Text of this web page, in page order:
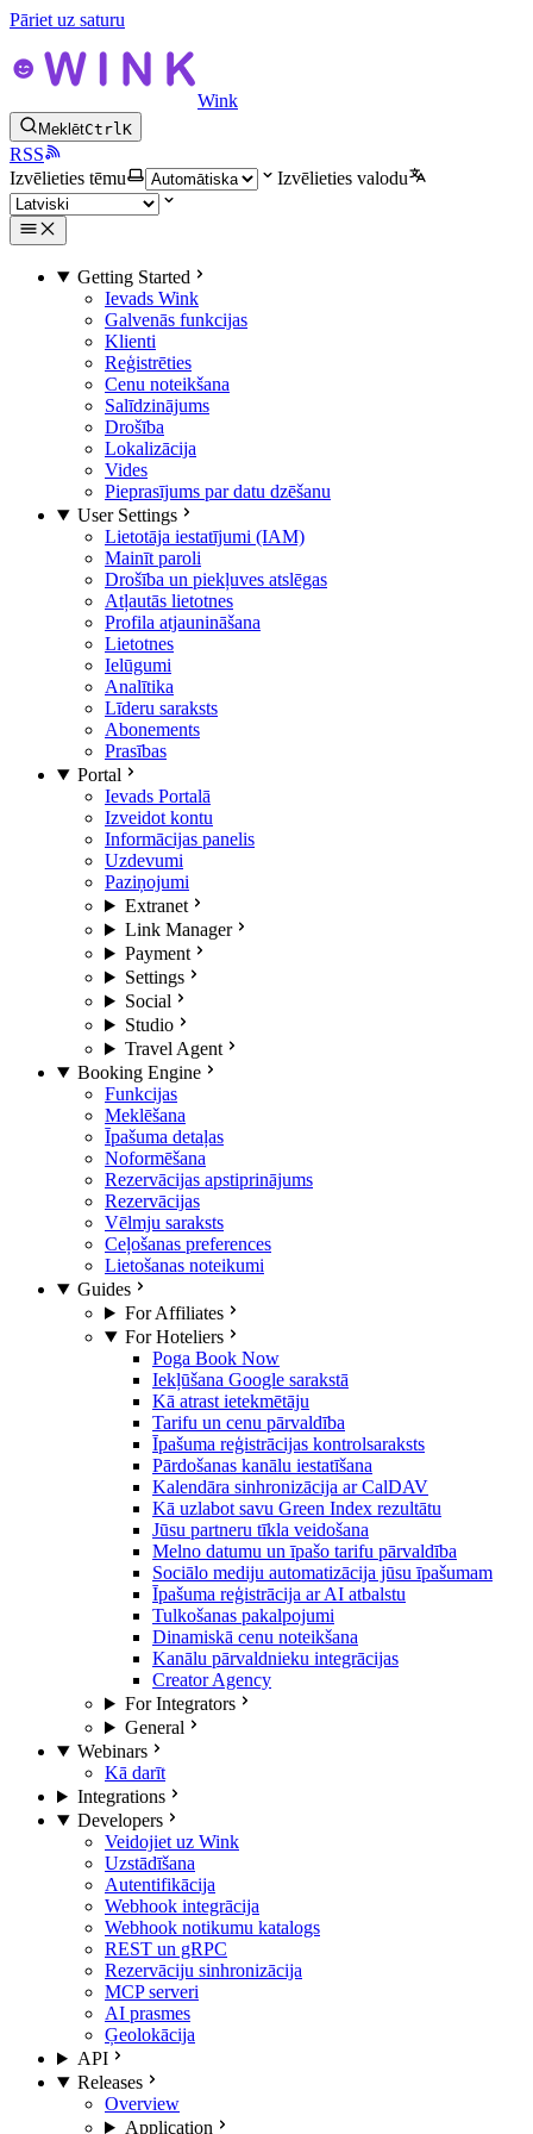
Pāriet uz saturu
Wink
MeklētCtrlK
RSS
Izvēlieties tēmu
Izvēlieties valodu
Getting Started
Ievads Wink
Galvenās funkcijas
Klienti
Reģistrēties
Cenu noteikšana
Salīdzinājums
Drošība
Lokalizācija
Vides
Pieprasījums par datu dzēšanu
User Settings
Lietotāja iestatījumi (IAM)
Mainīt paroli
Drošība un piekļuves atslēgas
Atļautās lietotnes
Profila atjaunināšana
Lietotnes
Ielūgumi
Analītika
Līderu saraksts
Abonements
Prasības
Portal
Ievads Portalā
Izveidot kontu
Informācijas panelis
Uzdevumi
Paziņojumi
Extranet
Link Manager
Payment
Settings
Social
Studio
Travel Agent
Booking Engine
Funkcijas
Meklēšana
Īpašuma detaļas
Noformēšana
Rezervācijas apstiprinājums
Rezervācijas
Vēlmju saraksts
Ceļošanas preferences
Lietošanas noteikumi
Guides
For Affiliates
For Hoteliers
Poga Book Now
Iekļūšana Google sarakstā
Kā atrast ietekmētāju
Tarifu un cenu pārvaldība
Īpašuma reģistrācijas kontrolsaraksts
Pārdošanas kanālu iestatīšana
Kalendāra sinhronizācija ar CalDAV
Kā uzlabot savu Green Index rezultātu
Jūsu partneru tīkla veidošana
Melno datumu un īpašo tarifu pārvaldība
Sociālo mediju automatizācija jūsu īpašumam
Īpašuma reģistrācija ar AI atbalstu
Tulkošanas pakalpojumi
Dinamiskā cenu noteikšana
Kanālu pārvaldnieku integrācijas
Creator Agency
For Integrators
General
Webinars
Kā darīt
Integrations
Developers
Veidojiet uz Wink
Uzstādīšana
Autentifikācija
Webhook integrācija
Webhook notikumu katalogs
REST un gRPC
Rezervāciju sinhronizācija
MCP serveri
AI prasmes
Ģeolokācija
API
Releases
Overview
Application